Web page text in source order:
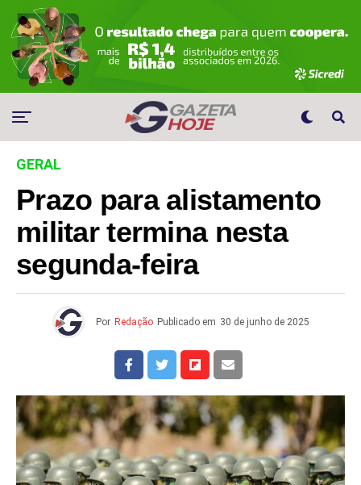
GERAL
Prazo para alistamento
militar termina nesta
segunda-feira
Por Redação Publicado em 30 de junho de 2025